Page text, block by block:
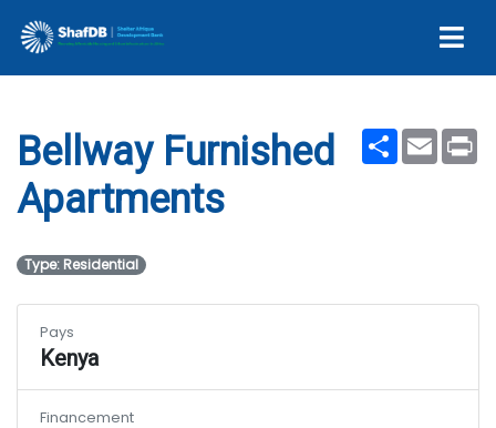
Apartments
ShareEmail
Bellway Furnished
Apartments
Type: Residential
Pays
Kenya
Financement